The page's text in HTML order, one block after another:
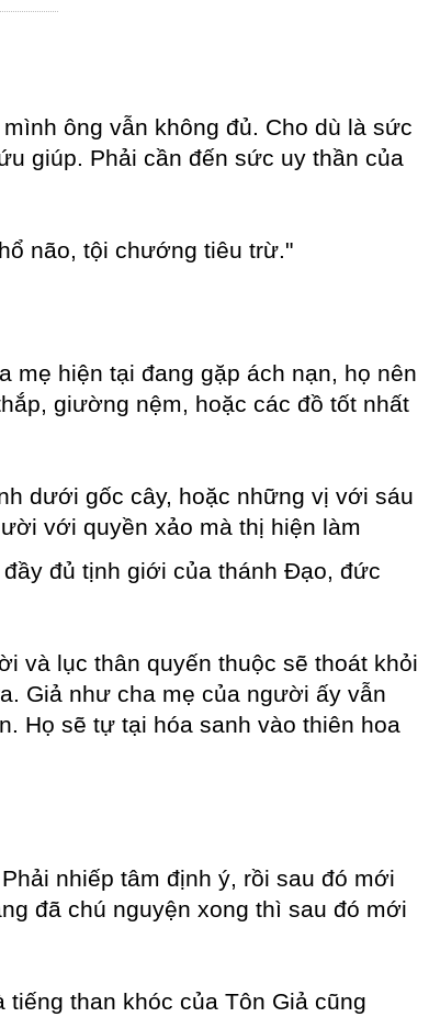
ông vẫn không đủ. Cho dù là sức
giúp. Phải cần đến sức uy thần của
não, tội chướng tiêu trừ."
hiện tại đang gặp ách nạn, họ nên
giường nệm, hoặc các đồ tốt nhất
dưới gốc cây, hoặc những vị với sáu
với quyền xảo mà thị hiện làm
đủ tịnh giới của thánh Đạo, đức
và lục thân quyến thuộc sẽ thoát khỏi
Giả như cha mẹ của người ấy vẫn
Họ sẽ tự tại hóa sanh vào thiên hoa
nhiếp tâm định ý, rồi sau đó mới
đã chú nguyện xong thì sau đó mới
than khóc của Tôn Giả cũng